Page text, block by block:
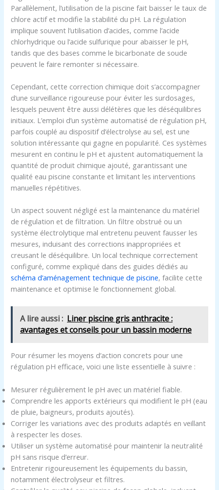
Parallèlement, l’utilisation de la piscine fait baisser le taux de
chlore actif et modifie la stabilité du pH. La régulation
implique souvent l’utilisation d’acides, comme l’acide
chlorhydrique ou l’acide sulfurique pour abaisser le pH,
tandis que des bases comme le bicarbonate de soude
peuvent le faire remonter si nécessaire.
Cependant, cette correction chimique doit s’accompagner
d’une surveillance rigoureuse pour éviter les surdosages,
lesquels peuvent être aussi délétères que les déséquilibres
initiaux. L’emploi d’un système automatisé de régulation pH,
parfois couplé au dispositif d’électrolyse au sel, est une
solution intéressante qui gagne en popularité. Ces systèmes
mesurent en continu le pH et ajustent automatiquement la
quantité de produit chimique ajouté, garantissant une
qualité eau piscine constante et limitant les interventions
manuelles répétitives.
Un aspect souvent négligé est la maintenance du matériel
de régulation et de filtration. Un filtre obstrué ou un
système électrolytique mal entretenu peuvent fausser les
mesures, induisant des corrections inappropriées et
creusant le déséquilibre. Un local technique correctement
configuré, comme expliqué dans des guides dédiés au
schéma d’aménagement technique de piscine, facilite cette
maintenance et optimise le fonctionnement global.
A lire aussi : Liner piscine gris anthracite :
avantages et conseils pour un bassin moderne
Pour résumer les moyens d’action concrets pour une
régulation pH efficace, voici une liste essentielle à suivre :
Mesurer régulièrement le pH avec un matériel fiable.
Comprendre les apports extérieurs qui modifient le pH (eau
de pluie, baigneurs, produits ajoutés).
Corriger les variations avec des produits adaptés en veillant
à respecter les doses.
Utiliser un système automatisé pour maintenir la neutralité
pH sans risque d’erreur.
Entretenir rigoureusement les équipements du bassin,
notamment électrolyseur et filtres.